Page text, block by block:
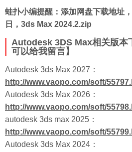
蛙扑小编提醒：添加网盘下载地址
日，3ds Max 2024.2.zip
Autodesk 3DS Max相关版本
可以给我留言】
Autodesk 3ds Max 2027：
http://www.vaopo.com/soft/
Autodesk 3ds Max 2026：
http://www.vaopo.com/soft/
autodesk 3ds max 2025：
http://www.vaopo.com/soft/
Autodesk 3ds Max 2024：